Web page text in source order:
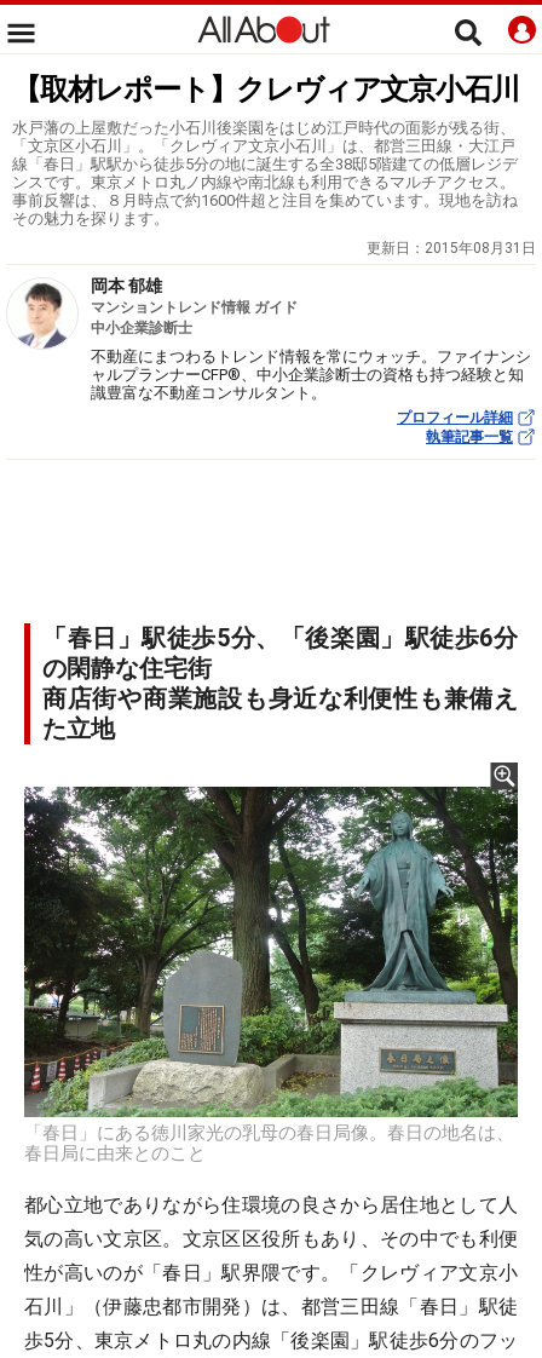
【取材レポート】クレヴィア文京小石川
水戸藩の上屋敷だった小石川後楽園をはじめ江戸時代の面影が残る街、
「文京区小石川」。「クレヴィア文京小石川」は、都営三田線・大江戸
線「春日」駅駅から徒歩5分の地に誕生する全38邸5階建ての低層レジデ
ンスです。東京メトロ丸ノ内線や南北線も利用できるマルチアクセス。
事前反響は、８月時点で約1600件超と注目を集めています。現地を訪ね
その魅力を探ります。
更新日： 2015年08月31日
岡本 郁雄
マンショントレンド情報 ガイド
中小企業診断士
不動産にまつわるトレンド情報を常にウォッチ。ファイナンシ
ャルプランナーCFP®、中小企業診断士の資格も持つ経験と知
識豊富な不動産コンサルタント。
プロフィール詳細
執筆記事一覧
「春日」駅徒歩5分、「後楽園」駅徒歩6分
の閑静な住宅街
商店街や商業施設も身近な利便性も兼備え
た立地
「春日」にある徳川家光の乳母の春日局像。春日の地名は、
春日局に由来とのこと
都心立地でありながら住環境の良さから居住地として人
気の高い文京区。文京区区役所もあり、その中でも利便
性が高いのが「春日」駅界隈です。「クレヴィア文京小
石川」（伊藤忠都市開発）は、都営三田線「春日」駅徒
歩5分、東京メトロ丸の内線「後楽園」駅徒歩6分のフッ